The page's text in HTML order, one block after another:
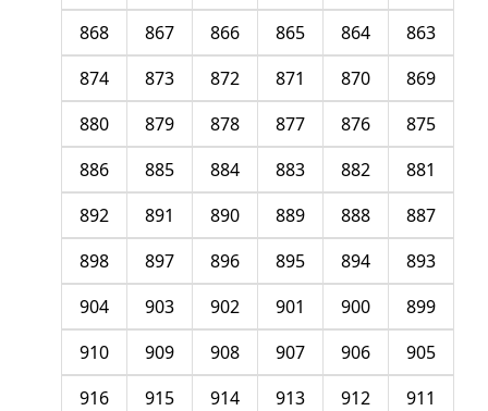
863
864
865
866
867
868
869
870
871
872
873
874
875
876
877
878
879
880
881
882
883
884
885
886
887
888
889
890
891
892
893
894
895
896
897
898
899
900
901
902
903
904
905
906
907
908
909
910
911
912
913
914
915
916